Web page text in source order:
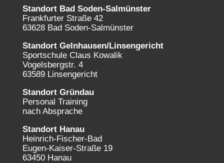
Standort Bad Soden-Salmünster
Frankfurter Straße 42
63628 Bad Soden-Salmünster
Standort Gelnhausen/Linsengericht
Sportschule Claus Kowalik
Vogelsbergstr. 4
63589 Linsengericht
Standort Gründau
Personal Training
nach Absprache
Standort Hanau
Heinrich-Fischer-Bad
Eugen-Kaiser-Straße 19
63450 Hanau